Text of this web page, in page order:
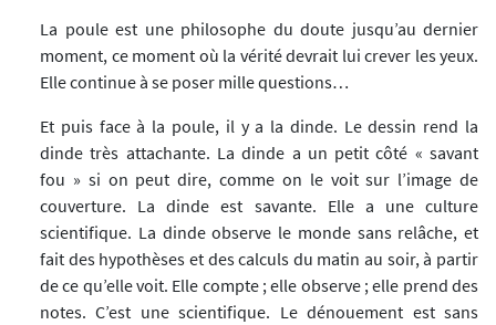
La poule est une philosophe du doute jusqu’au dernier
moment, ce moment où la vérité devrait lui crever les yeux.
Elle continue à se poser mille questions…
Et puis face à la poule, il y a la dinde. Le dessin rend la
dinde très attachante. La dinde a un petit côté « savant
fou » si on peut dire, comme on le voit sur l’image de
couverture. La dinde est savante. Elle a une culture
scientifique. La dinde observe le monde sans relâche, et
fait des hypothèses et des calculs du matin au soir, à partir
de ce qu’elle voit. Elle compte ; elle observe ; elle prend des
notes. C’est une scientifique. Le dénouement est sans